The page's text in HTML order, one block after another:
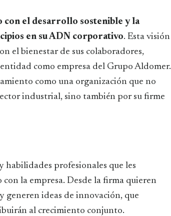
con el desarrollo sostenible y la
en su ADN corporativo. Esta visión
el bienestar de sus colaboradores,
como empresa del Grupo Aldomer.
como una organización que no
industrial, sino también por su firme
habilidades profesionales que les
la empresa. Desde la firma quieren
generen ideas de innovación, que
al crecimiento conjunto.